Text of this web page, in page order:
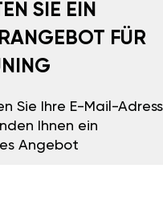
SIE EIN
FÜR
Sie Ihre E-Mail-
Ihnen ein
Angebot